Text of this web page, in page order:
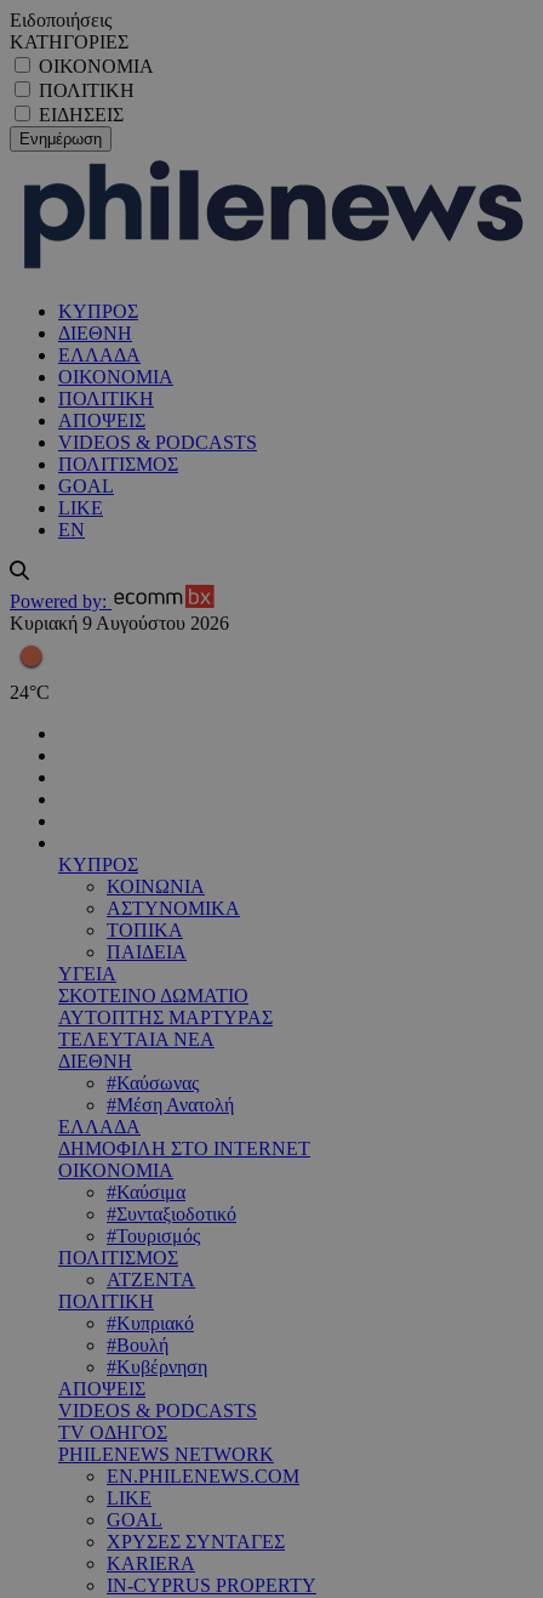
Ειδοποιήσεις
ΚΑΤΗΓΟΡΙΕΣ
ΟΙΚΟΝΟΜΙΑ
ΠΟΛΙΤΙΚΗ
ΕΙΔΗΣΕΙΣ
ΚΥΠΡΟΣ
ΔΙΕΘΝΗ
ΕΛΛΑΔΑ
ΟΙΚΟΝΟΜΙΑ
ΠΟΛΙΤΙΚΗ
ΑΠΟΨΕΙΣ
VIDEOS & PODCASTS
ΠΟΛΙΤΙΣΜΟΣ
GOAL
LIKE
EN
Powered by:
Κυριακή 9 Αυγούστου 2026
24°C
ΚΥΠΡΟΣ
ΚΟΙΝΩΝΙΑ
ΑΣΤΥΝΟΜΙΚΑ
ΤΟΠΙΚΑ
ΠΑΙΔΕΙΑ
ΥΓΕΙΑ
ΣΚΟΤΕΙΝΟ ΔΩΜΑΤΙΟ
ΑΥΤΟΠΤΗΣ ΜΑΡΤΥΡΑΣ
ΤΕΛΕΥΤΑΙΑ ΝΕΑ
ΔΙΕΘΝΗ
#Καύσωνας
#Μέση Ανατολή
ΕΛΛΑΔΑ
ΔΗΜΟΦΙΛΗ ΣΤΟ INTERNET
ΟΙΚΟΝΟΜΙΑ
#Καύσιμα
#Συνταξιοδοτικό
#Τουρισμός
ΠΟΛΙΤΙΣΜΟΣ
ΑΤΖΕΝΤΑ
ΠΟΛΙΤΙΚΗ
#Κυπριακό
#Βουλή
#Κυβέρνηση
ΑΠΟΨΕΙΣ
VIDEOS & PODCASTS
TV ΟΔΗΓΟΣ
PHILENEWS NETWORK
EN.PHILENEWS.COM
LIKE
GOAL
ΧΡΥΣΕΣ ΣΥΝΤΑΓΕΣ
KARIERA
IN-CYPRUS PROPERTY